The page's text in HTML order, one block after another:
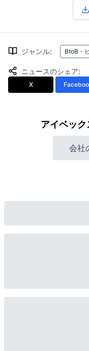
ジャンル: BtoB・
ニュースのシェア:
X
アイベッ
会社